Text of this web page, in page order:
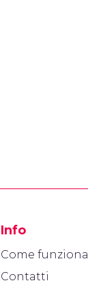
Info
Come funziona
Contatti